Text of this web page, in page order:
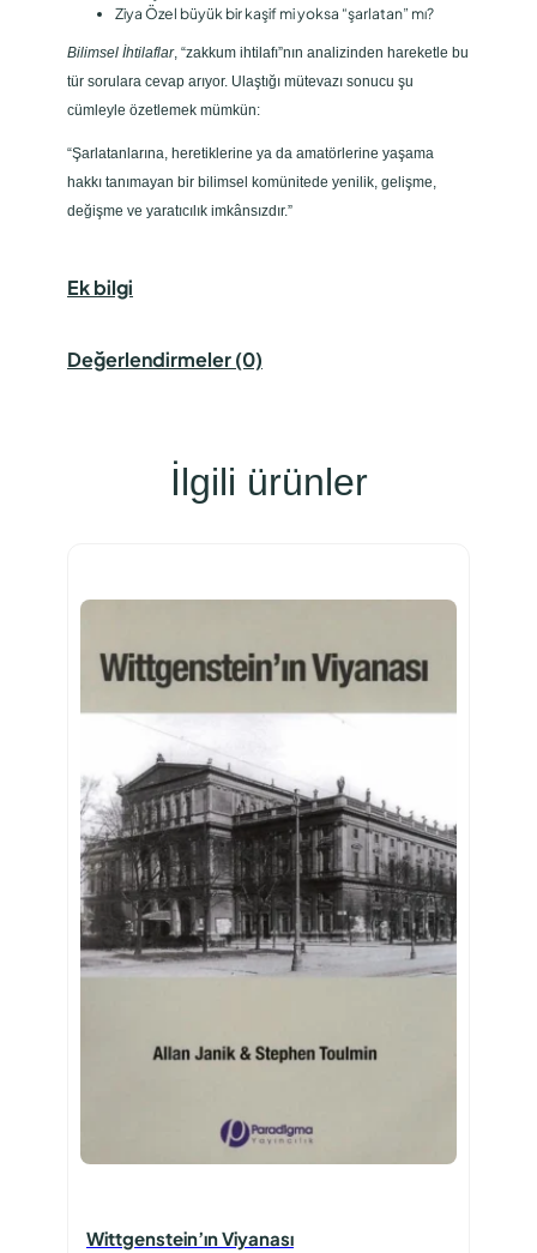
Ziya Özel büyük bir kaşif mi yoksa “şarlatan” mı?
Bilimsel İhtilaflar, “zakkum ihtilafı”nın analizinden hareketle bu
tür sorulara cevap arıyor. Ulaştığı mütevazı sonucu şu
cümleyle özetlemek mümkün:
“Şarlatanlarına, heretiklerine ya da amatörlerine yaşama
hakkı tanımayan bir bilimsel komünitede yenilik, gelişme,
değişme ve yaratıcılık imkânsızdır.”
Ek bilgi
Değerlendirmeler (0)
İlgili ürünler
Wittgenstein’ın Viyanası